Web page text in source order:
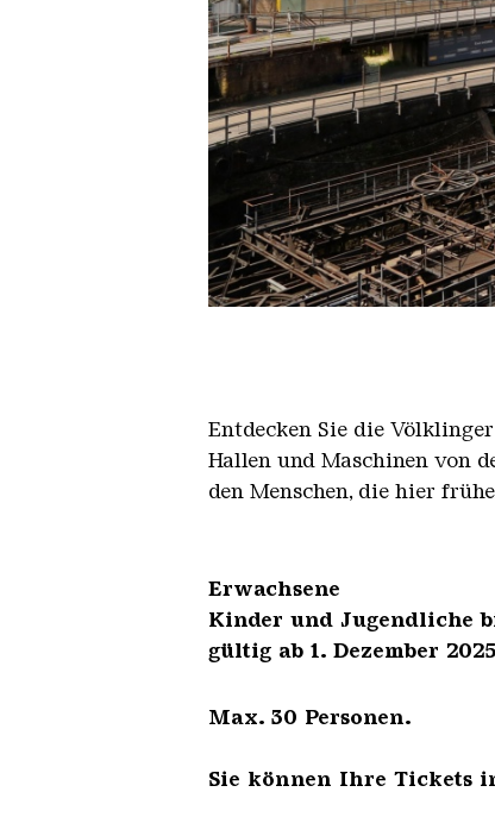
Der Erzschrägaufzug der
Copyright: Weltkulturerbe
Entdecken Sie die
Hallen und Maschinen von
den Menschen, die hier
Kinder und
gültig ab 1. Dezember 2025
Max. 30 Personen.
Sie können Ihre Tickets